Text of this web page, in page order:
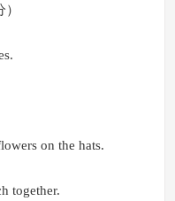
on the hats.
together.